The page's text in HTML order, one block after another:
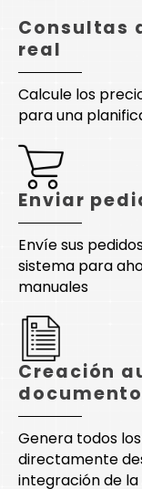
Consultas
real
Calcule los
para una
Enviar
Envíe sus
sistema para
manuales
Creación
Genera todos
directamente
integración de la